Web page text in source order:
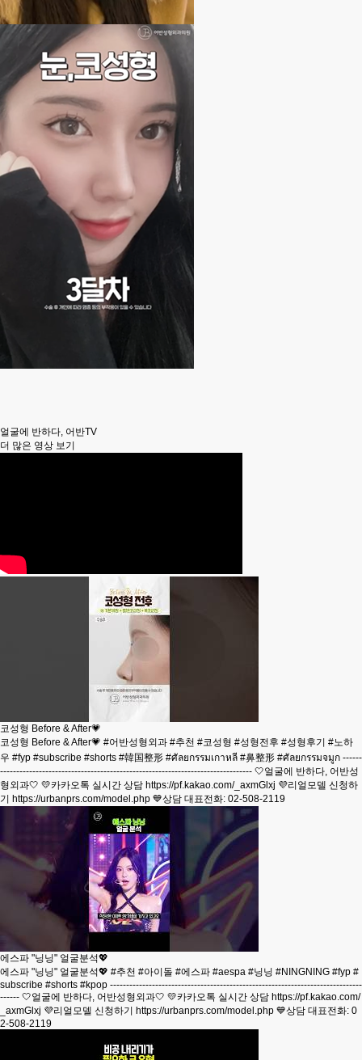
얼굴에 반하다, 어반TV
더 많은 영상 보기
코성형 Before & After💗
코성형 Before & After💗 #어반성형외과 #추천 #코성형 #성형전후 #성형후기 #노하
우 #fyp #subscribe #shorts #韓国整形 #ศัลยกรรมเกาหลี #鼻整形 #ศัลยกรรมจมูก ------
------------------------------------------------------------------------------ 🤍얼굴에 반하다, 어반성
형외과🤍 💛카카오톡 실시간 상담 https://pf.kakao.com/_axmGlxj 💜리얼모델 신청하
기 https://urbanprs.com/model.php 💙상담 대표전화: 02-508-2119
에스파 "닝닝" 얼굴분석💖
에스파 "닝닝" 얼굴분석💖 #추천 #아이돌 #에스파 #aespa #닝닝 #NINGNING #fyp #
subscribe #shorts #kpop ------------------------------------------------------------------------------
------ 🤍얼굴에 반하다, 어반성형외과🤍 💛카카오톡 실시간 상담 https://pf.kakao.com/
_axmGlxj 💜리얼모델 신청하기 https://urbanprs.com/model.php 💙상담 대표전화: 0
2-508-2119